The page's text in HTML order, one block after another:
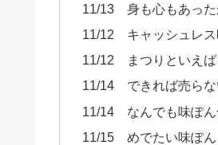
11/13 身も心もあっ
11/12 キャッシュレ
11/12 まつりといえ
11/14 できれば売らな
11/14 なんでも味ぽ
11/15 めでたい味ぽん